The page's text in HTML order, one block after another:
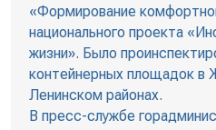
«Формирование
национального проекта
жизни». Было
контейнерных площадок в
Ленинском районах.
В пресс-службе